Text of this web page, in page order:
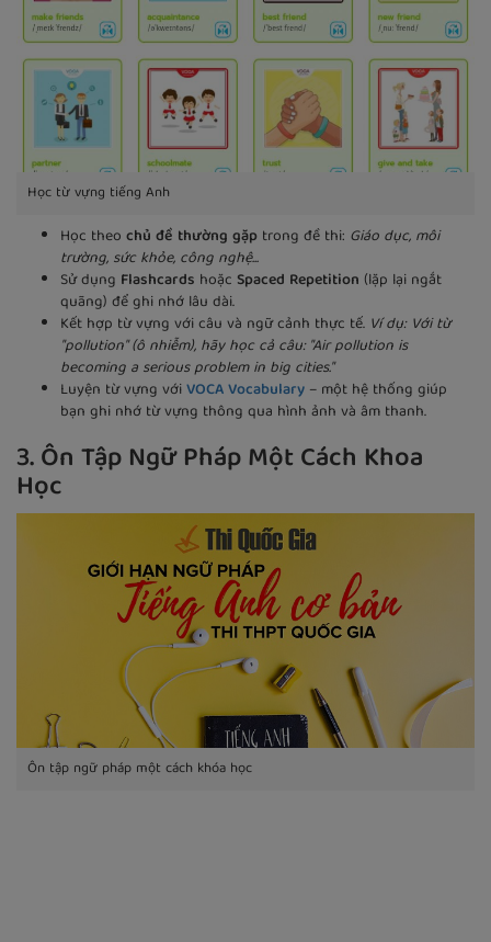
Học từ vựng tiếng Anh
Học theo chủ đề thường gặp trong đề thi: Giáo dục, môi
trường, sức khỏe, công nghệ...
Sử dụng Flashcards hoặc Spaced Repetition (lặp lại ngắt
quãng) để ghi nhớ lâu dài.
Kết hợp từ vựng với câu và ngữ cảnh thực tế. Ví dụ: Với từ
"pollution" (ô nhiễm), hãy học cả câu: "Air pollution is
becoming a serious problem in big cities."
Luyện từ vựng vớiVOCA Vocabulary – một hệ thống giúp
bạn ghi nhớ từ vựng thông qua hình ảnh và âm thanh.
3. Ôn Tập Ngữ Pháp Một Cách Khoa
Học
Ôn tập ngữ pháp một cách khóa học